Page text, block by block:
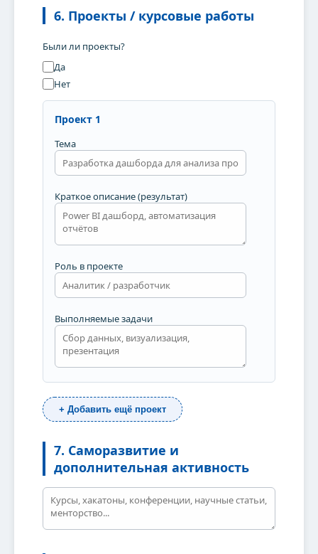
6. Проекты / курсовые работы
Были ли проекты?
Да
Нет
Проект 1
Тема
Краткое описание (результат)
Роль в проекте
Выполняемые задачи
+ Добавить ещё проект
7. Саморазвитие и
дополнительная активность